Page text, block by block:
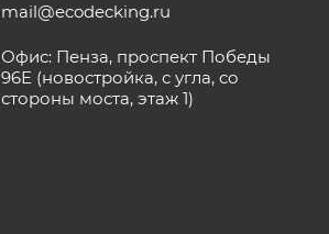
mail@ecodecking.ru
Офис: Пенза, проспект Победы
96Е (новостройка, с угла, со
стороны моста, этаж 1)